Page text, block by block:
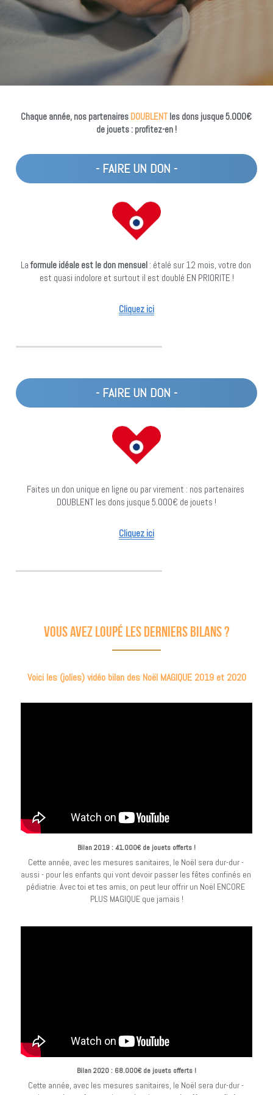
Chaque année, nos partenaires DOUBLENT les dons jusque 5.000€
de jouets : profitez-en !
- FAIRE UN DON -
La formule idéale est le don mensuel : étalé sur 12 mois, votre don
est quasi indolore et surtout il est doublé EN PRIORITE !
Cliquez ici
- FAIRE UN DON -
Faites un don unique en ligne ou par virement : nos partenaires
DOUBLENT les dons jusque 5.000€ de jouets !
Cliquez ici
Vous avez loupé les derniers bilans ?
Voici les (jolies) vidéo bilan des Noël MAGIQUE 2019 et 2020
Bilan 2019 : 41.000€ de jouets offerts !
Cette année, avec les mesures sanitaires, le Noël sera dur-dur -
aussi - pour les enfants qui vont devoir passer les fêtes confinés en
pédiatrie. Avec toi et tes amis, on peut leur offrir un Noël ENCORE
PLUS MAGIQUE que jamais !
Bilan 2020 : 68.000€ de jouets offerts !
Cette année, avec les mesures sanitaires, le Noël sera dur-dur -